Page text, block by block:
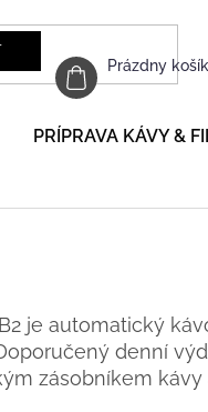
NÁKUPNÝ
KOŠÍK
Prázdny košík
PRÍPRAVA KÁVY &
je automatický
denní
zásobníkem